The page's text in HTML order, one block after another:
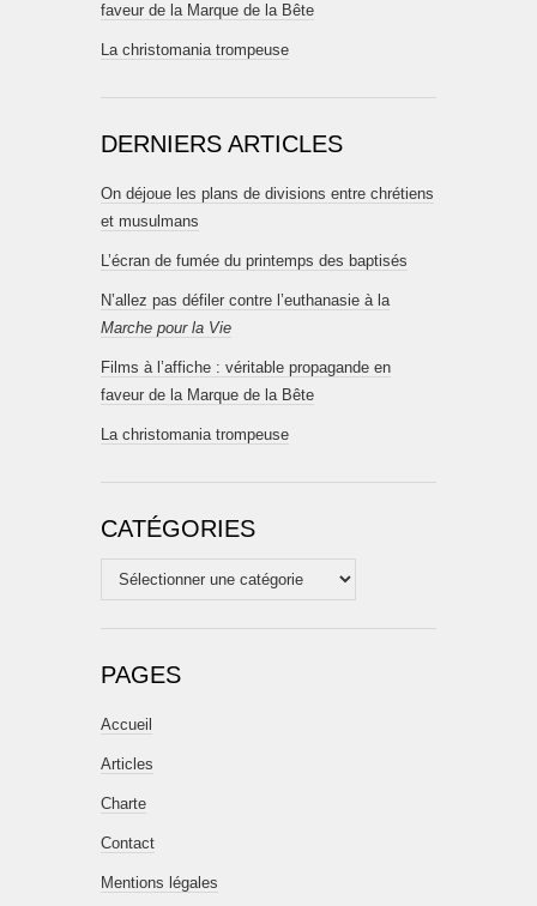
faveur de la Marque de la Bête
La christomania trompeuse
DERNIERS ARTICLES
On déjoue les plans de divisions entre chrétiens
et musulmans
L’écran de fumée du printemps des baptisés
N’allez pas défiler contre l’euthanasie à la
Marche pour la Vie
Films à l’affiche : véritable propagande en
faveur de la Marque de la Bête
La christomania trompeuse
CATÉGORIES
Catégories
PAGES
Accueil
Articles
Charte
Contact
Mentions légales